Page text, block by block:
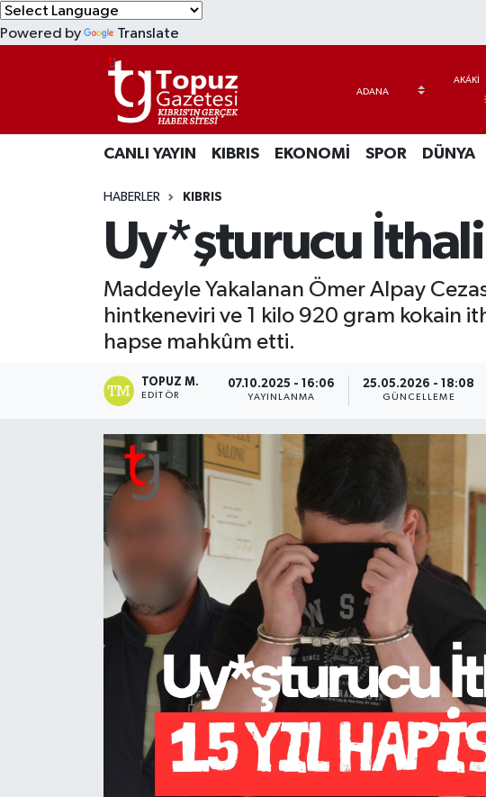
Powered by Translate
CANLI YAYIN KIBRIS EKONOMİ SPOR DÜNYA
HABERLER KIBRIS
Uy*şturucu
Maddeyle Yakalanan Ömer Alpay
hintkeneviri ve 1 kilo 920 gram kokain
hapse mahkûm etti.
TOPUZ M.
EDITÖR
07.10.2025 - 16:06
YAYINLANMA
25.05.2026 - 18:08
GÜNCELLEME
EKONOMİ
MAGAZİN
TEKNOLOJİ
TÜRKİYE
Lefkoşa Nöbetçi Eczaneler
Lefkoşa Hava Durumu
Lefkoşa Trafik Yoğunluk Haritası
Süper Lig Puan Durumu ve Fikstür
Tüm Manşetler
Son Dakika Haberleri
Haber Arşivi